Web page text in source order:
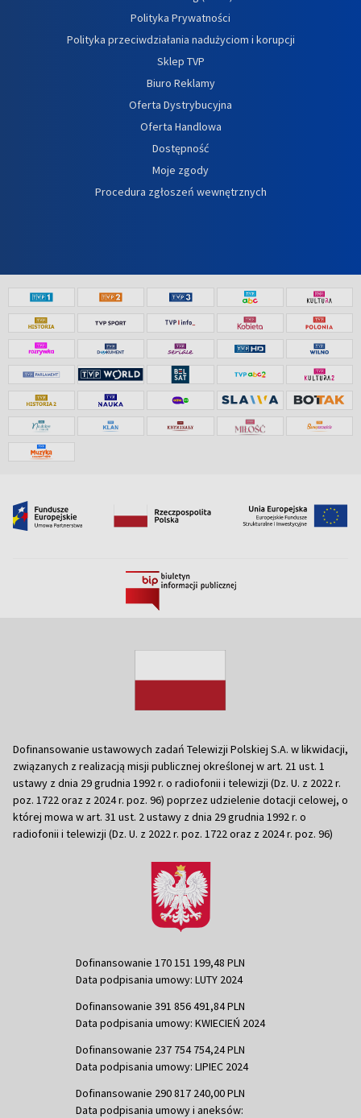
Polityka Prywatności
Polityka przeciwdziałania nadużyciom i korupcji
Sklep TVP
Biuro Reklamy
Oferta Dystrybucyjna
Oferta Handlowa
Dostępność
Moje zgody
Procedura zgłoszeń wewnętrznych
Dofinansowanie ustawowych zadań Telewizji Polskiej S.A. w likwidacji,
związanych z realizacją misji publicznej określonej w art. 21 ust. 1
ustawy z dnia 29 grudnia 1992 r. o radiofonii i telewizji (Dz. U. z 2022 r.
poz. 1722 oraz z 2024 r. poz. 96) poprzez udzielenie dotacji celowej, o
której mowa w art. 31 ust. 2 ustawy z dnia 29 grudnia 1992 r. o
radiofonii i telewizji (Dz. U. z 2022 r. poz. 1722 oraz z 2024 r. poz. 96)
Dofinansowanie 170 151 199,48 PLN
Data podpisania umowy: LUTY 2024
Dofinansowanie 391 856 491,84 PLN
Data podpisania umowy: KWIECIEŃ 2024
Dofinansowanie 237 754 754,24 PLN
Data podpisania umowy: LIPIEC 2024
Dofinansowanie 290 817 240,00 PLN
Data podpisania umowy i aneksów: